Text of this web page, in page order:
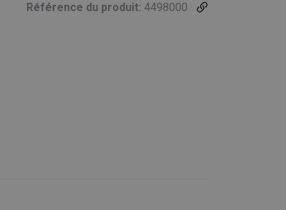
Référence du produit: 4498000